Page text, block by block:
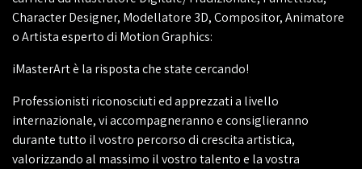
Character Designer, Modellatore 3D, Compositor, Animatore
o Artista esperto di Motion Graphics:
iMasterArt è la risposta che state cercando!
Professionisti riconosciuti ed apprezzati a livello
internazionale, vi accompagneranno e consiglieranno
durante tutto il vostro percorso di crescita artistica,
valorizzando al massimo il vostro talento e la vostra